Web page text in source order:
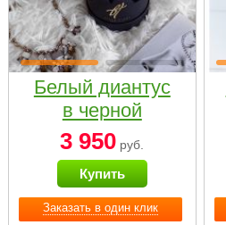
Заказать в один клик
Белый диантус
в черной
коробке Small
3 950 руб.
Купить